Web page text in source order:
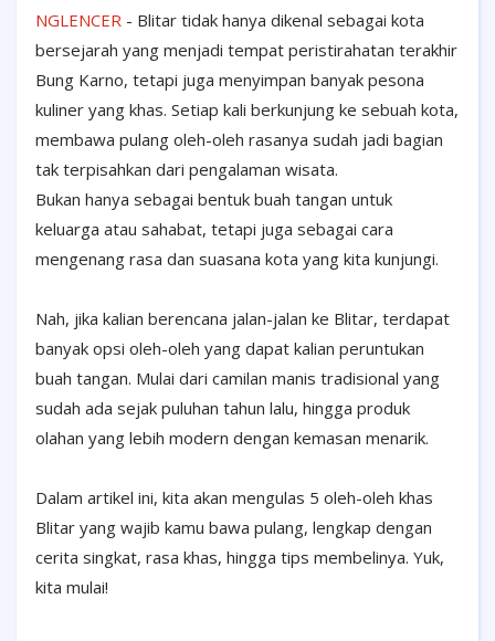
NGLENCER - Blitar tidak hanya dikenal sebagai kota
bersejarah yang menjadi tempat peristirahatan terakhir
Bung Karno, tetapi juga menyimpan banyak pesona
kuliner yang khas. Setiap kali berkunjung ke sebuah kota,
membawa pulang oleh-oleh rasanya sudah jadi bagian
tak terpisahkan dari pengalaman wisata.
Bukan hanya sebagai bentuk buah tangan untuk
keluarga atau sahabat, tetapi juga sebagai cara
mengenang rasa dan suasana kota yang kita kunjungi.
Nah, jika kalian berencana jalan-jalan ke Blitar, terdapat
banyak opsi oleh-oleh yang dapat kalian peruntukan
buah tangan. Mulai dari camilan manis tradisional yang
sudah ada sejak puluhan tahun lalu, hingga produk
olahan yang lebih modern dengan kemasan menarik.
Dalam artikel ini, kita akan mengulas 5 oleh-oleh khas
Blitar yang wajib kamu bawa pulang, lengkap dengan
cerita singkat, rasa khas, hingga tips membelinya. Yuk,
kita mulai!